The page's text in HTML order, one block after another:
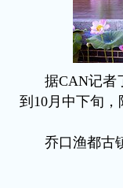
据CAN记者
到10月中下旬
乔口渔都古